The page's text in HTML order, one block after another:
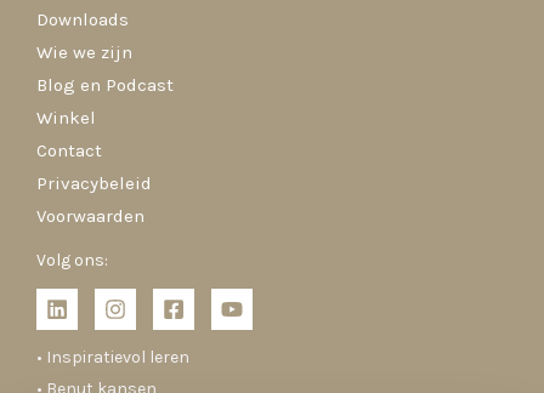
Downloads
Wie we zijn
Blog en Podcast
Winkel
Contact
Privacybeleid
Voorwaarden
Volg ons:
• Inspiratievol leren
• Benut kansen